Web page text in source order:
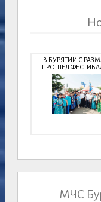
В БУРЯТИИ С
ПРОШЕЛ
МЧС